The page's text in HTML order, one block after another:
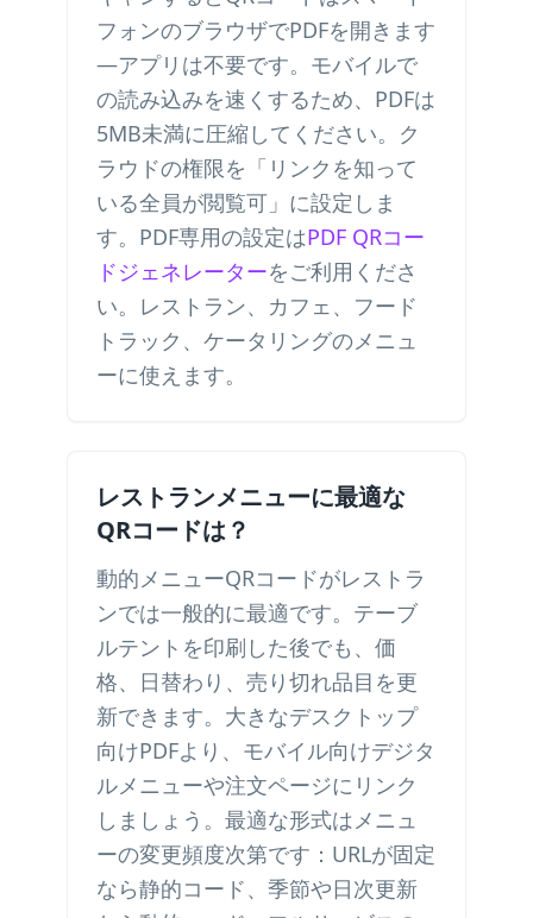
フォンのブラウザでPDFを開きます
—アプリは不要です。モバイルで
の読み込みを速くするため、PDFは
5MB未満に圧縮してください。ク
ラウドの権限を「リンクを知って
いる全員が閲覧可」に設定しま
す。PDF専用の設定はPDF QRコー
ドジェネレーターをご利用くださ
い。レストラン、カフェ、フード
トラック、ケータリングのメニュ
ーに使えます。
レストランメニューに最適な
QRコードは？
動的メニューQRコードがレストラ
ンでは一般的に最適です。テーブ
ルテントを印刷した後でも、価
格、日替わり、売り切れ品目を更
新できます。大きなデスクトップ
向けPDFより、モバイル向けデジタ
ルメニューや注文ページにリンク
しましょう。最適な形式はメニュ
ーの変更頻度次第です：URLが固定
なら静的コード、季節や日次更新